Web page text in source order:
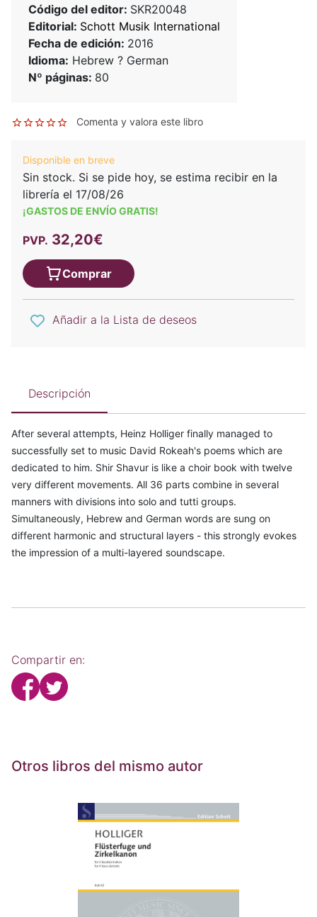
Código del editor: SKR20048
Editorial: Schott Musik International
Fecha de edición: 2016
Idioma: Hebrew ? German
Nº páginas: 80
Comenta y valora este libro
Disponible en breve
Sin stock. Si se pide hoy, se estima recibir en la
librería el 17/08/26
¡GASTOS DE ENVÍO GRATIS!
PVP. 32,20€
Comprar
Añadir a la Lista de deseos
Descripción
After several attempts, Heinz Holliger finally managed to
successfully set to music David Rokeah's poems which are
dedicated to him. Shir Shavur is like a choir book with twelve
very different movements. All 36 parts combine in several
manners with divisions into solo and tutti groups.
Simultaneously, Hebrew and German words are sung on
different harmonic and structural layers - this strongly evokes
the impression of a multi-layered soundscape.
Compartir en:
Otros libros del mismo autor